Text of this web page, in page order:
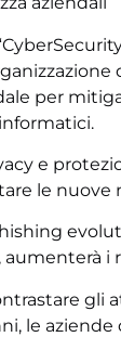
per
e
le nuove
aumenterà i
gli
le aziende